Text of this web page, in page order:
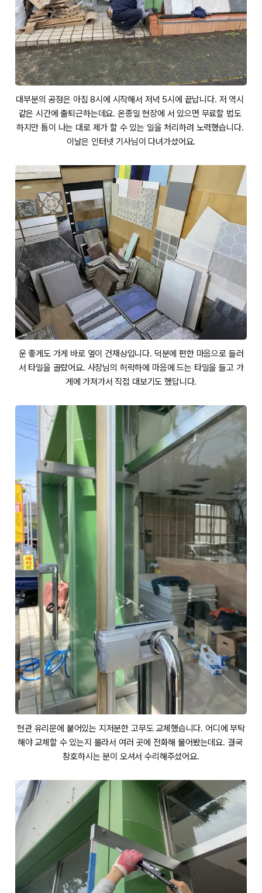
대부분의 공정은 아침 8시에 시작해서 저녁 5시에 끝납니다. 저 역시
같은 시간에 출퇴근하는데요. 온종일 현장에 서 있으면 무료할 법도
하지만 틈이 나는 대로 제가 할 수 있는 일을 처리하려 노력했습니다.
이날은 인터넷 기사님이 다녀가셨어요.
운 좋게도 가게 바로 옆이 건재상입니다. 덕분에 편한 마음으로 들러
서 타일을 골랐어요. 사장님의 허락하에 마음에 드는 타일을 들고 가
게에 가져가서 직접 대보기도 했답니다.
현관 유리문에 붙어있는 지저분한 고무도 교체했습니다. 어디에 부탁
해야 교체할 수 있는지 몰라서 여러 곳에 전화해 물어봤는데요. 결국
창호하시는 분이 오셔서 수리해주셨어요.